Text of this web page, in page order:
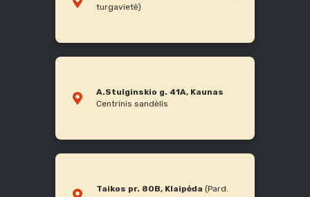
turgavietė)
A.Stulginskio g. 41A, Kaunas
Centrinis sandėlis
Taikos pr. 80B, Klaipėda (Pard.